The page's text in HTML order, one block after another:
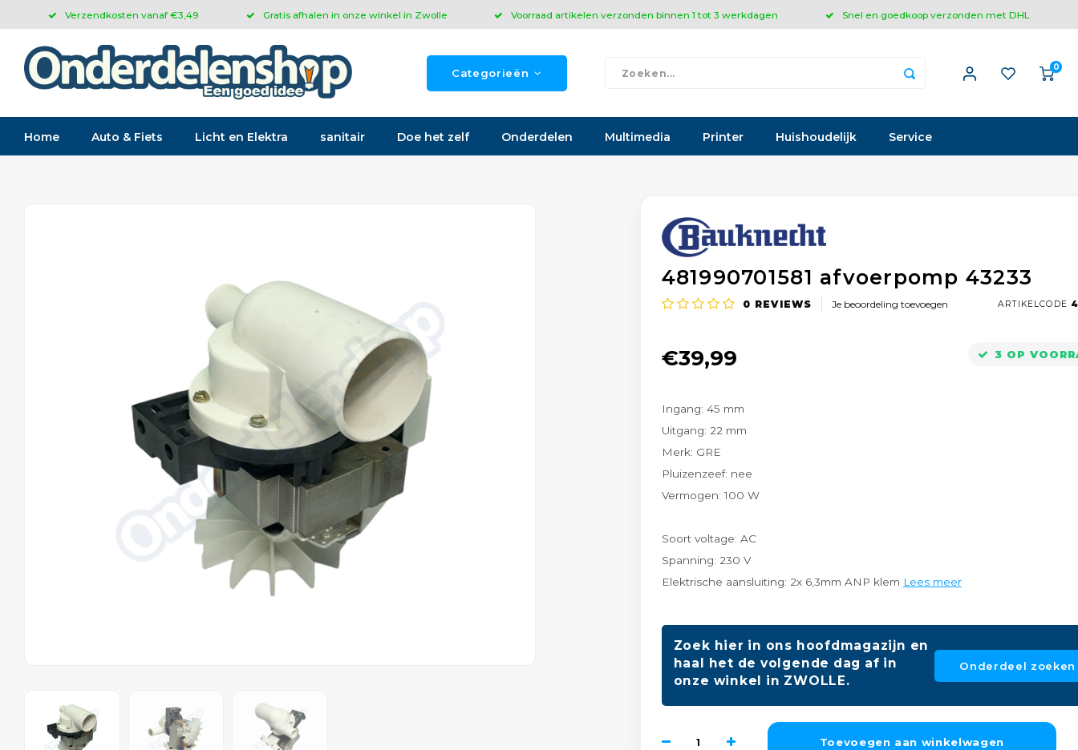
Verzendkosten vanaf €3,49 Gratis afhalen in onze winkel in Zwolle Voorraad artikelen verzonden binnen 1 tot 3 werkdagen Snel en goedkoop verzonden met DHL
Categorieën 0
Home Auto & Fiets Licht en Elektra sanitair Doe het zelf Onderdelen Multimedia Printer Huishoudelijk Service
481990701581 afvoerpomp 43233
0 REVIEWS Je beoordeling toevoegen ARTIKELCODE
€39,99 3 OP
Ingang: 45 mm
Uitgang: 22 mm
Merk: GRE
Pluizenzeef: nee
Vermogen: 100 W
Soort voltage: AC
Spanning: 230 V
Elektrische aansluiting: 2x 6,3mm ANP klem Lees meer
Zoek hier in ons hoofdmagazijn en
haal het de volgende dag af in
onze winkel in ZWOLLE.
Onderdeel zoeken
Toevoegen aan winkelwagen